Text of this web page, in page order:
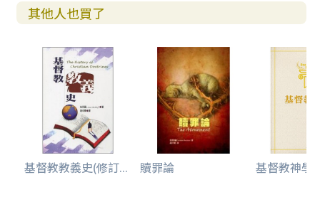
C. 君王的職分
第二章 基督贖罪聖工
B. 贖罪的性質
C. 贖罪的範圍
D. 近代神學中的臢罪觀
卷五：救贖之工實施的教義
第一章 聖靈的一般工作
A. 聖靈在自然界中的一般運行
B. 普通恩典
其他人也買了
基督教教義史(修訂... 贖罪論 基督教神學